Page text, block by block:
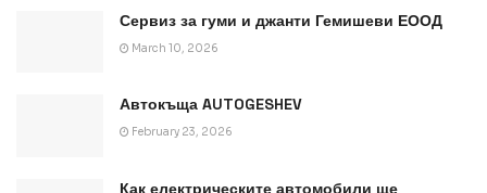
Сервиз за гуми и джанти Гемишеви ЕООД
March 10, 2026
Автокъща AUTOGESHEV
February 23, 2026
Как електрическите автомобили ще